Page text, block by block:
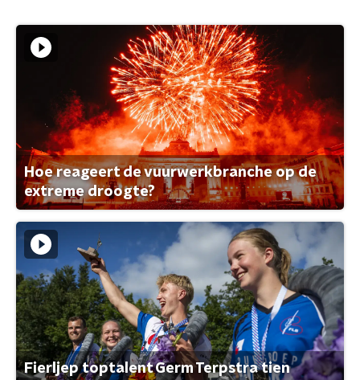
Hoe reageert de vuurwerkbranche op de
extreme droogte?
Fierljep toptalent Germ Terpstra tien